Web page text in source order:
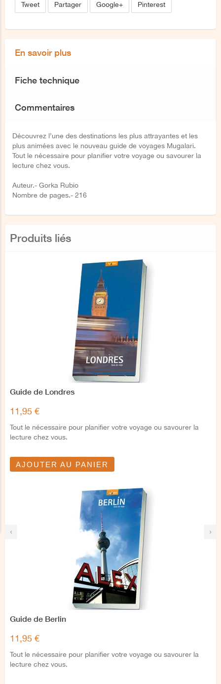
Tweet Partager Google+ Pinterest
En savoir plus
Fiche technique
Commentaires
Découvrez l’une des destinations les plus attrayantes et les
plus animées avec le nouveau guide de voyages Mugalari.
Tout le nécessaire pour planifier votre voyage ou savourer la
lecture chez vous.
Auteur.- Gorka Rubio
Nombre de pages.- 216
Produits liés
‹ ›
Guide de Londres
11,95 €
Tout le nécessaire pour planifier votre voyage ou savourer la
lecture chez vous.
AJOUTER AU PANIER
Guide de Berlin
11,95 €
Tout le nécessaire pour planifier votre voyage ou savourer la
lecture chez vous.